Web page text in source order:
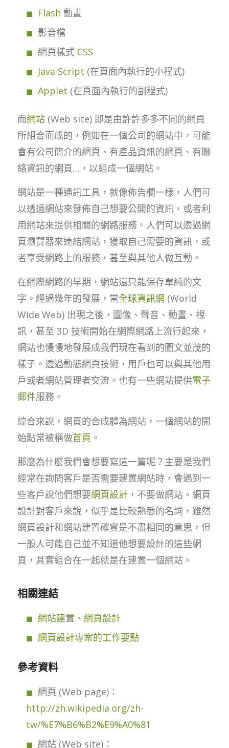
Flash 動畫
影音檔
網頁樣式 CSS
Java Script (在頁面內執行的小程式)
Applet (在頁面內執行的副程式)
而網站(Web site) 即是由許許多多不同的網頁
所組合而成的，例如在一個公司的網站中，可能
會有公司簡介的網頁、有產品資訊的網頁、有聯
絡資訊的網頁…，以組成一個網站。
網站是一種通訊工具，就像佈告欄一樣，人們可
以透過網站來發佈自己想要公開的資訊，或者利
用網站來提供相關的網路服務。人們可以透過網
頁瀏覽器來連結網站，獲取自己需要的資訊，或
者享受網路上的服務，甚至與其他人做互動。
在網際網路的早期，網站還只能保存單純的文
字。經過幾年的發展，當全球資訊網 (World
Wide Web) 出現之後，圖像、聲音、動畫、視
訊，甚至 3D 技術開始在網際網路上流行起來，
網站也慢慢地發展成我們現在看到的圖文並茂的
樣子。透過動態網頁技術，用戶也可以與其他用
戶或者網站管理者交流。也有一些網站提供電子
郵件服務。
綜合來說，網頁的合成體為網站，一個網站的開
始點常被稱做首頁 。
那麼為什麼我們會想要寫這一篇呢？主要是我們
經常在詢問客戶是否需要建置網站時，會遇到一
些客戶說他們想要網頁設計，不要做網站。網頁
設計對客戶來說，似乎是比較熟悉的名詞，雖然
網頁設計和網站建置確實是不盡相同的意思，但
一般人可能自己並不知道他想要設計的這些網
頁，其實組合在一起就是在建置一個網站。
相關連結
網站建置、網頁設計
網頁設計專案的工作要點
參考資料
網頁 (Web page)：
http://zh.wikipedia.org/zh-
tw/%E7%B6%B2%E9%A0%81
網站 (Web site)：